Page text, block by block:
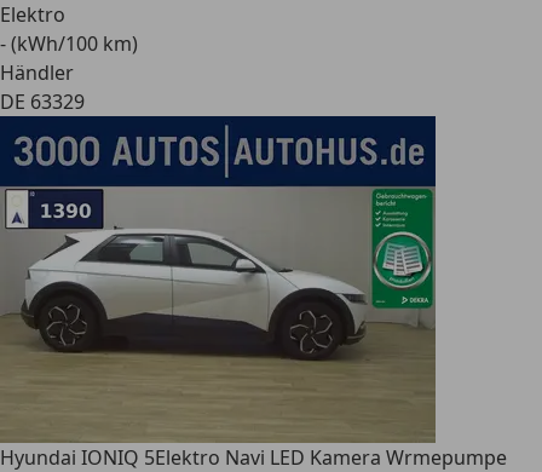
Elektro
- (kWh/100 km)
Händler
DE 63329
Hyundai IONIQ 5Elektro Navi LED Kamera Wrmepumpe